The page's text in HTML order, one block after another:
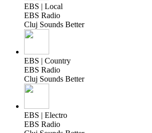
EBS | Local
EBS Radio
Cluj Sounds Better
EBS | Country
EBS Radio
Cluj Sounds Better
EBS | Electro
EBS Radio